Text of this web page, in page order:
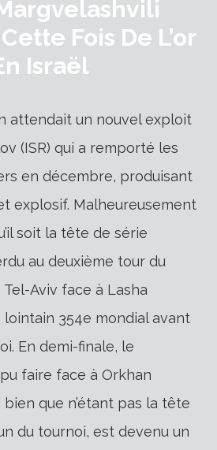
Fois De L’or
Israël
attendait un nouvel exploit
(ISR) qui a remporté les
en décembre, produisant
explosif. Malheureusement
soit la tête de série
au deuxième tour du
Aviv face à Lasha
lointain 354e mondial avant
En demi-finale, le
faire face à Orkhan
bien que n’étant pas la tête
du tournoi, est devenu un